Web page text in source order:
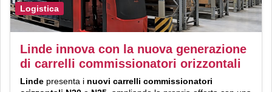
Logistica
Linde innova con la nuova generazione
di carrelli commissionatori orizzontali
Linde presenta i nuovi carrelli commissionatori